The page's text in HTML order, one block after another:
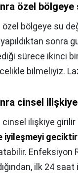
özel
bölgeye su
sonra
sürece ikinci
bilmeliyiz.
cinsel
ilişkiye girilir
iyileşmeyi
Enfeksiyon
ilk 24